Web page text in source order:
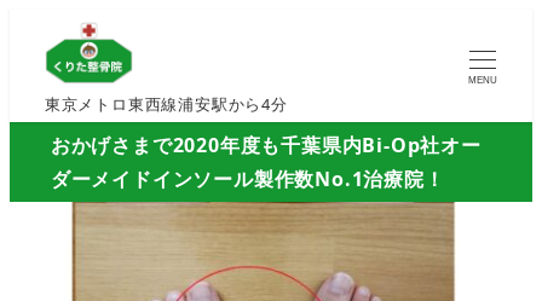
東京メトロ東西線浦安駅から4分
MENU
おかげさまで2020年度も千葉県内Bi-Op社オー
ダーメイドインソール製作数No.1治療院！